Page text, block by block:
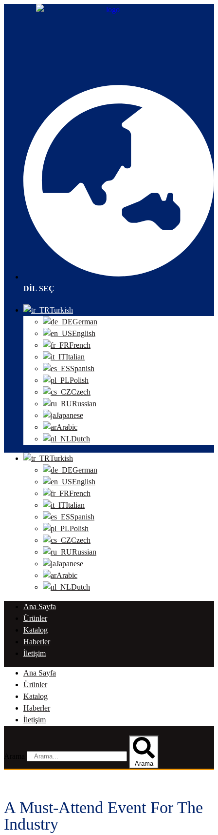
DIL SEÇ
Turkish
German
English
French
Italian
Spanish
Polish
Czech
Russian
Japanese
Arabic
Dutch
Turkish
German
English
French
Italian
Spanish
Polish
Czech
Russian
Japanese
Arabic
Dutch
Ana Sayfa
Ürünler
Katalog
Haberler
İletişim
Ana Sayfa
Ürünler
Katalog
Haberler
İletişim
Arama
A Must-Attend Event For The
Industry